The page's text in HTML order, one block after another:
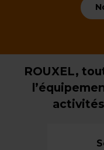
ROUXEL,